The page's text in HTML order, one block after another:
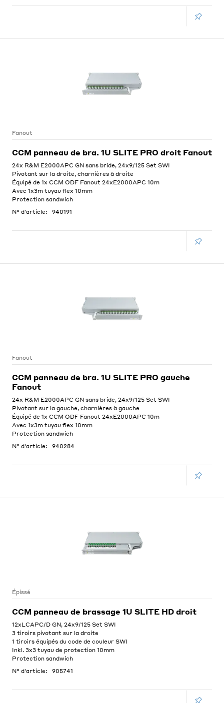
Fanout
CCM panneau de bra. 1U SLITE PRO droit Fanout
24x R&M E2000APC GN sans bride, 24x9/125 Set SWI
Pivotant sur la droite, charnières à droite
Équipé de 1x CCM ODF Fanout 24xE2000APC 10m
Avec 1x3m tuyau flex 10mm
Protection sandwich
N° d'article:
940191
Fanout
CCM panneau de bra. 1U SLITE PRO gauche
Fanout
24x R&M E2000APC GN sans bride, 24x9/125 Set SWI
Pivotant sur la gauche, charnières à gauche
Équipé de 1x CCM ODF Fanout 24xE2000APC 10m
Avec 1x3m tuyau flex 10mm
Protection sandwich
N° d'article:
940284
Épissé
CCM panneau de brassage 1U SLITE HD droit
12xLCAPC/D GN, 24x9/125 Set SWI
3 tiroirs pivotant sur la droite
1 tiroirs équipés du code de couleur SWI
Inkl. 3x3 tuyau de protection 10mm
Protection sandwich
N° d'article:
905741